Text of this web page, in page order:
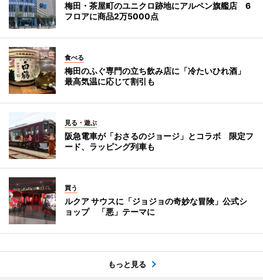
梅田・茶屋町のユニクロ跡地にアルペン旗艦店 6
フロアに商品2万5000点
食べる
梅田のふぐ専門の立ち飲み店に「冷たいひれ酒」
最高気温に応じて割引も
見る・遊ぶ
阪急電車が「おさるのジョージ」とコラボ 限定フ
ード、ラッピング列車も
買う
ルクア サウスに「ジョジョの奇妙な冒険」公式シ
ョップ 「悪」テーマに
もっと見る